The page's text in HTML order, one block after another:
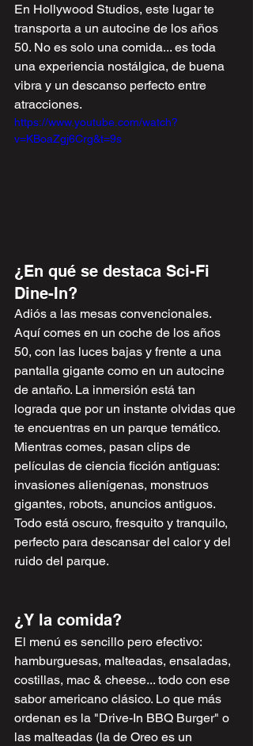
En Hollywood Studios, este lugar te
transporta a un autocine de los años
50. No es solo una comida... es toda
una experiencia nostálgica, de buena
vibra y un descanso perfecto entre
atracciones.
https://www.youtube.com/watch?
v=KBoaZgj6Crg&t=9s
¿En qué se destaca Sci-Fi
Dine-In?
Adiós a las mesas convencionales.
Aquí comes en un coche de los años
50, con las luces bajas y frente a una
pantalla gigante como en un autocine
de antaño. La inmersión está tan
lograda que por un instante olvidas que
te encuentras en un parque temático.
Mientras comes, pasan clips de
películas de ciencia ficción antiguas:
invasiones alienígenas, monstruos
gigantes, robots, anuncios antiguos.
Todo está oscuro, fresquito y tranquilo,
perfecto para descansar del calor y del
ruido del parque.
¿Y la comida?
El menú es sencillo pero efectivo:
hamburguesas, malteadas, ensaladas,
costillas, mac & cheese... todo con ese
sabor americano clásico. Lo que más
ordenan es la "Drive-In BBQ Burger" o
las malteadas (la de Oreo es un